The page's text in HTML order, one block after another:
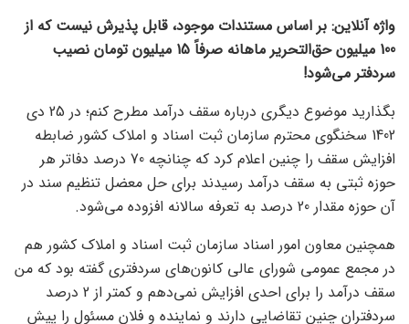
واژه آنلاین: بر اساس مستندات موجود، قابل پذیرش نیست که از
100 میلیون حق‌التحریر ماهانه صرفاً 15 میلیون تومان نصیب
سردفتر می‌شود!
بگذارید موضوع دیگری درباره سقف درآمد مطرح کنم؛ در 25 دی
1402 سخنگوی محترم سازمان ثبت اسناد و املاک کشور ضابطه
افزایش سقف را چنین اعلام کرد که چنانچه 70 درصد دفاتر هر
حوزه ثبتی به سقف درآمد رسیدند برای حل معضل تنظیم سند در
آن حوزه مقدار 20 درصد به تعرفه سالانه افزوده می‌شود.
همچنین معاون امور اسناد سازمان ثبت اسناد و املاک کشور هم
در مجمع عمومی شورای عالی کانون‌های سردفتری گفته بود که من
سقف درآمد را برای احدی افزایش نمی‌دهم و کمتر از 2 درصد
سردفتران چنین تقاضایی دارند و نماینده و فلان مسئول را پیش